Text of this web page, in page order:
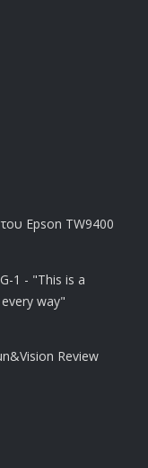
του Epson TW9400
1 - "This is a
way"
Review